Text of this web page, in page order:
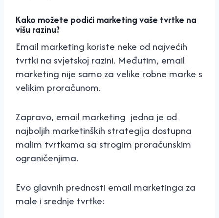
Kako možete podići marketing vaše tvrtke na
višu razinu?
Email marketing koriste neke od najvećih
tvrtki na svjetskoj razini. Međutim, email
marketing nije samo za velike robne marke s
velikim proračunom.
Zapravo, email marketing jedna je od
najboljih marketinških strategija dostupna
malim tvrtkama sa strogim proračunskim
ograničenjima.
Evo glavnih prednosti email marketinga za
male i srednje tvrtke: